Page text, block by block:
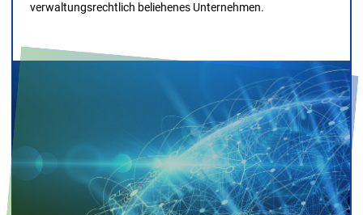
verwaltungsrechtlich beliehenes Unternehmen.